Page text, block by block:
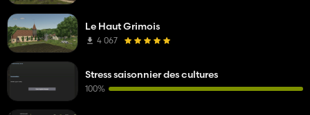
Le Haut Grimois
4 067
Stress saisonnier des cultures
100%